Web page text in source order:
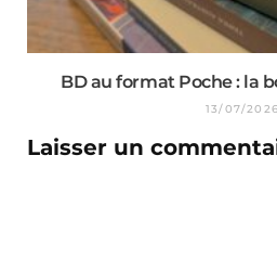
BD au format Poche : la
13/07/2026
Laisser un